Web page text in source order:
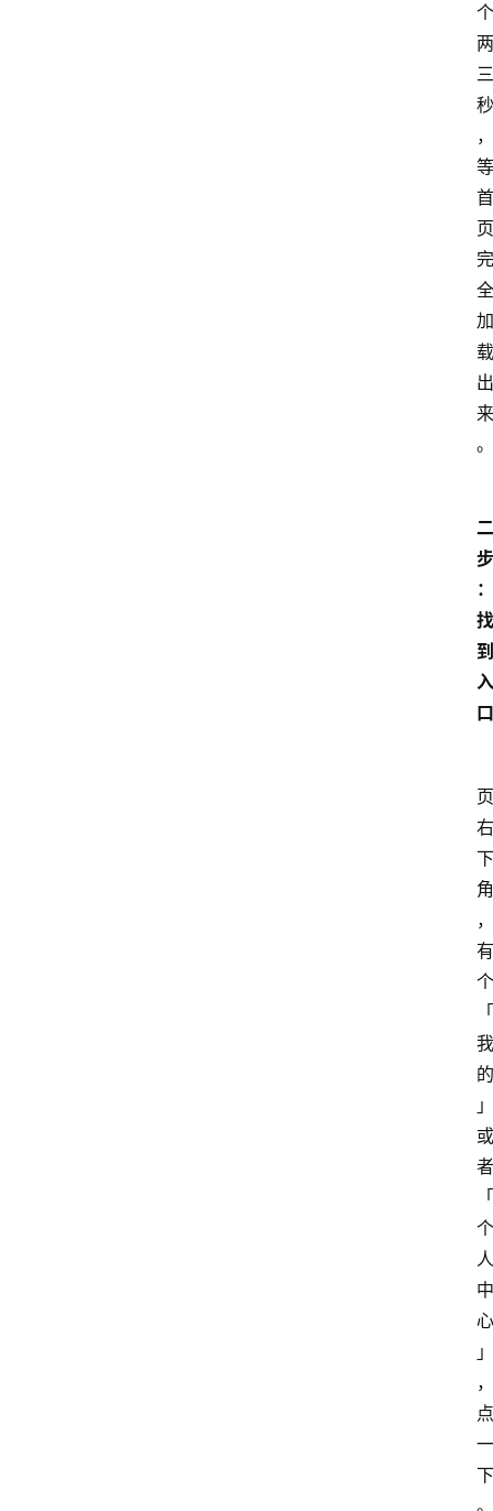
个
两
三
秒
，
等
首
页
完
全
加
载
出
来
。
二
步
：
找
到
入
口
页
右
下
角
，
有
个
「
我
的
」
或
者
「
个
人
中
心
」
，
点
一
下
。